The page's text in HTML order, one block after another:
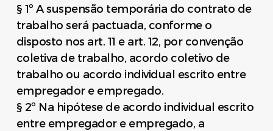
§ 1º A suspensão temporária do contrato de
trabalho será pactuada, conforme o
disposto nos art. 11 e art. 12, por convenção
coletiva de trabalho, acordo coletivo de
trabalho ou acordo individual escrito entre
empregador e empregado.
§ 2º Na hipótese de acordo individual escrito
entre empregador e empregado, a